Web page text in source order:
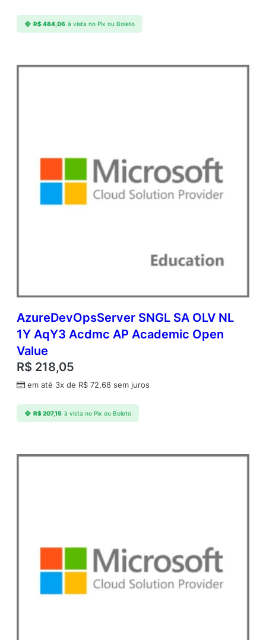
R$484,06 à vista no Pix ou Boleto
AzureDevOpsServer SNGL SA OLV NL
1Y AqY3 Acdmc AP Academic Open
Value
R$ 218,05
em até 3x de R$ 72,68 sem juros
R$207,15 à vista no Pix ou Boleto